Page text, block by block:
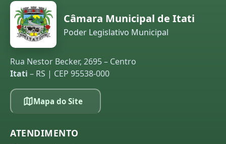
Câmara Municipal de Itati
Poder Legislativo Municipal
Rua Nestor Becker, 2695 – Centro
Itati – RS | CEP 95538-000
Mapa do Site
ATENDIMENTO